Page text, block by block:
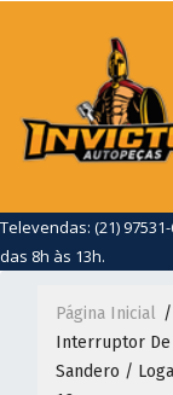
Televendas: (21)
das 8h às 13h.
Página Inicial
Interruptor De
Sandero /